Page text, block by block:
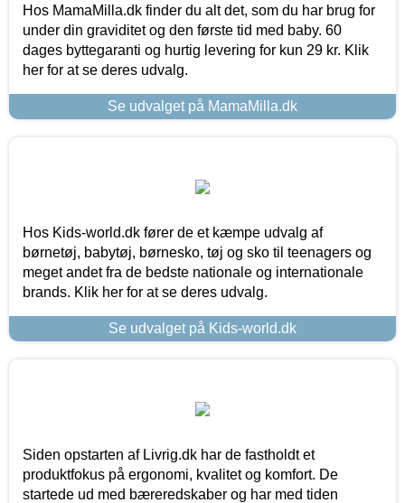
Hos MamaMilla.dk finder du alt det, som du har brug for
under din graviditet og den første tid med baby. 60
dages byttegaranti og hurtig levering for kun 29 kr. Klik
her for at se deres udvalg.
Se udvalget på MamaMilla.dk
Hos Kids-world.dk fører de et kæmpe udvalg af
børnetøj, babytøj, børnesko, tøj og sko til teenagers og
meget andet fra de bedste nationale og internationale
brands. Klik her for at se deres udvalg.
Se udvalget på Kids-world.dk
Siden opstarten af Livrig.dk har de fastholdt et
produktfokus på ergonomi, kvalitet og komfort. De
startede ud med bæreredskaber og har med tiden